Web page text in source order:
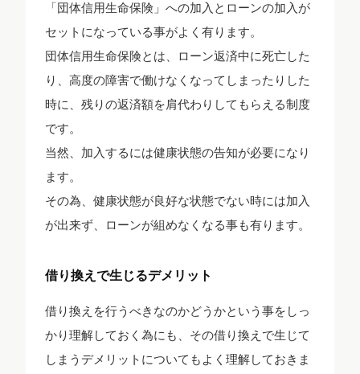
「団体信用生命保険」への加入とローンの加入が
セットになっている事がよく有ります。
団体信用生命保険とは、ローン返済中に死亡した
り、高度の障害で働けなくなってしまったりした
時に、残りの返済額を肩代わりしてもらえる制度
です。
当然、加入するには健康状態の告知が必要になり
ます。
その為、健康状態が良好な状態でない時には加入
が出来ず、ローンが組めなくなる事も有ります。
借り換えで生じるデメリット
借り換えを行うべきなのかどうかという事をしっ
かり理解しておく為にも、その借り換えで生じて
しまうデメリットについてもよく理解しておきま